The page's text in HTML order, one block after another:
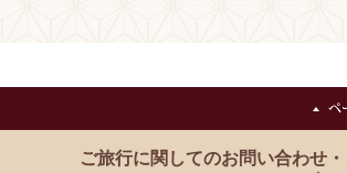
ご旅行に関してのお問い合わせ